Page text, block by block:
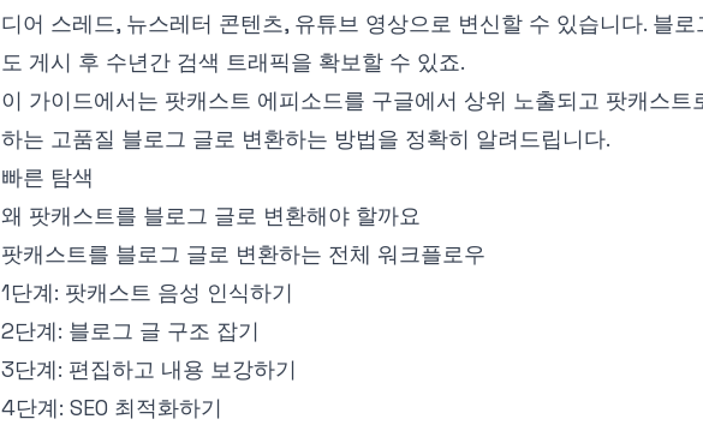
디어 스레드, 뉴스레터 콘텐츠, 유튜브 영상으로 변신할 수 있습니다. 블
도 게시 후 수년간 검색 트래픽을 확보할 수 있죠.
이 가이드에서는 팟캐스트 에피소드를 구글에서 상위 노출되고 팟캐스트
하는 고품질 블로그 글로 변환하는 방법을 정확히 알려드립니다.
빠른 탐색
왜 팟캐스트를 블로그 글로 변환해야 할까요
팟캐스트를 블로그 글로 변환하는 전체 워크플로우
1단계: 팟캐스트 음성 인식하기
2단계: 블로그 글 구조 잡기
3단계: 편집하고 내용 보강하기
4단계: SEO 최적화하기